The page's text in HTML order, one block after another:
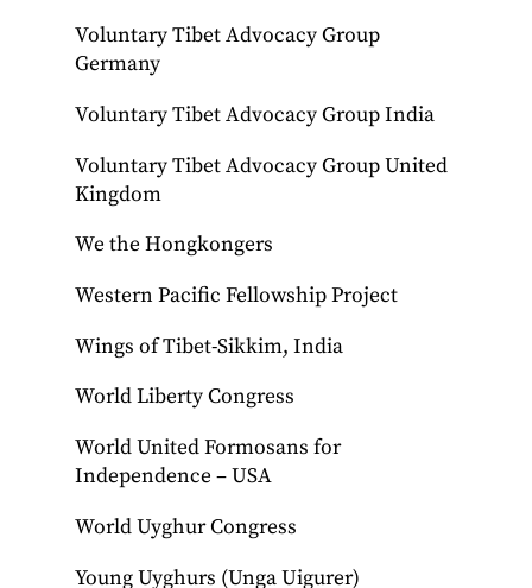
Voluntary Tibet Advocacy Group
Germany
Voluntary Tibet Advocacy Group India
Voluntary Tibet Advocacy Group United
Kingdom
We the Hongkongers
Western Pacific Fellowship Project
Wings of Tibet-Sikkim, India
World Liberty Congress
World United Formosans for
Independence – USA
World Uyghur Congress
Young Uyghurs (Unga Uigurer)